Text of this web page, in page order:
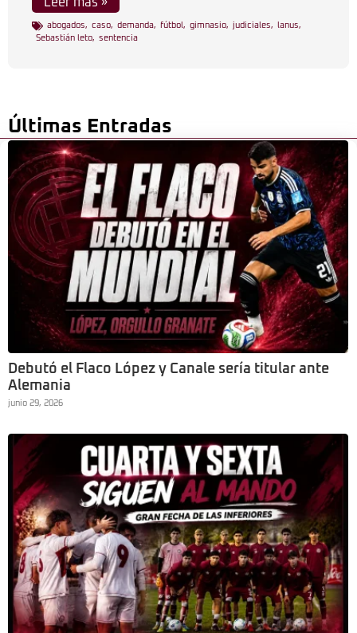
abogados, caso, demanda, fútbol , gimnasio, judiciales, lanus,
Sebastián leto, sentencia
Últimas Entradas
Debutó el Flaco López y Canale sería titular ante
Alemania
junio 29, 2026